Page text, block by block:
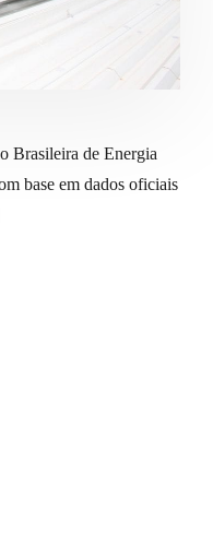
Brasileira de Energia
base em dados oficiais